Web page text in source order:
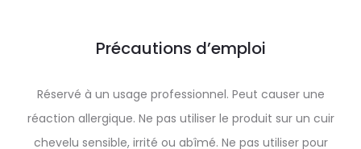
Précautions d’emploi
Réservé à un usage professionnel. Peut causer une
réaction allergique. Ne pas utiliser le produit sur un cuir
chevelu sensible, irrité ou abîmé. Ne pas utiliser pour